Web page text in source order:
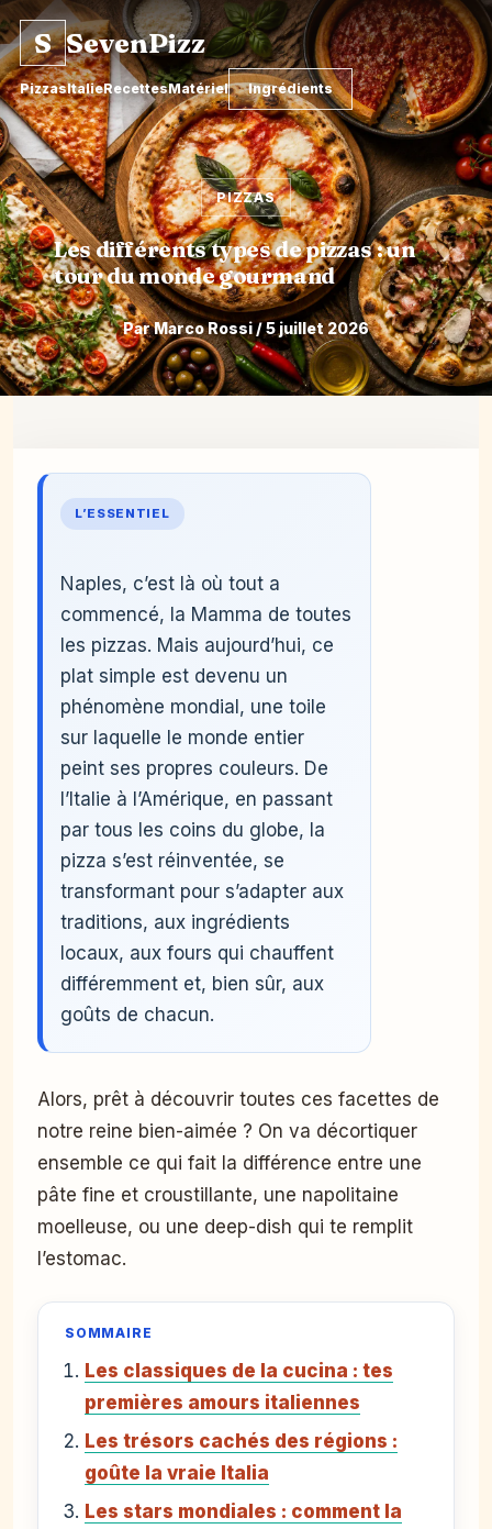
S SevenPizz
PizzasItalieRecettesMatériel Ingrédients
PIZZAS
Les différents types de pizzas : un
tour du monde gourmand
Par Marco Rossi / 5 juillet 2026
L’ESSENTIEL
Naples, c’est là où tout a
commencé, la Mamma de toutes
les pizzas. Mais aujourd’hui, ce
plat simple est devenu un
phénomène mondial, une toile
sur laquelle le monde entier
peint ses propres couleurs. De
l’Italie à l’Amérique, en passant
par tous les coins du globe, la
pizza s’est réinventée, se
transformant pour s’adapter aux
traditions, aux ingrédients
locaux, aux fours qui chauffent
différemment et, bien sûr, aux
goûts de chacun.
Alors, prêt à découvrir toutes ces facettes de
notre reine bien-aimée ? On va décortiquer
ensemble ce qui fait la différence entre une
pâte fine et croustillante, une napolitaine
moelleuse, ou une deep-dish qui te remplit
l’estomac.
SOMMAIRE
Les classiques de la cucina : tes
premières amours italiennes
Les trésors cachés des régions :
goûte la vraie Italia
Les stars mondiales : comment la